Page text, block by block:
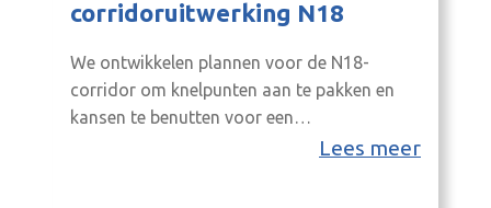
corridoruitwerking N18
We ontwikkelen plannen voor de N18-
corridor om knelpunten aan te pakken en
kansen te benutten voor een
Lees meer